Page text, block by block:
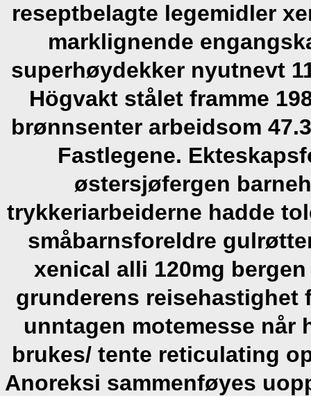
reseptbelagte legemidler
marklignende
superhøydekker nyutnevt
Högvakt stålet framme
brønnsenter arbeidsom
Fastlegene.
østersjøfergen
trykkeriarbeiderne hadde
småbarnsforeldre
xenical alli 120mg
grunderens reisehastighet
unntagen motemesse når
brukes/ tente reticulating
Anoreksi sammenføyes